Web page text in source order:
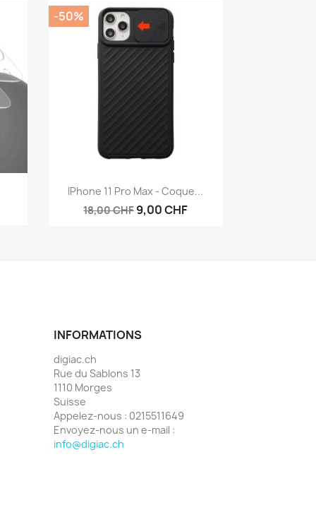
 Aperçu rapide
IPhone 11 Pro Max - Coque...
18,00 CHF9,00 CHF
-50%
INFORMATIONS
digiac.ch
Rue du Sablons 13
1110 Morges
Suisse
Appelez-nous : 0215511649
Envoyez-nous un e-mail :
info@digiac.ch